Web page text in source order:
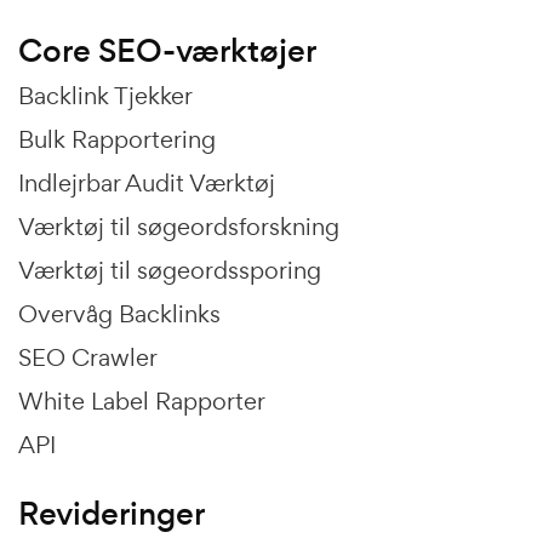
Core SEO-værktøjer
Backlink Tjekker
Bulk Rapportering
Indlejrbar Audit Værktøj
Værktøj til søgeordsforskning
Værktøj til søgeordssporing
Overvåg Backlinks
SEO Crawler
White Label Rapporter
API
Revideringer